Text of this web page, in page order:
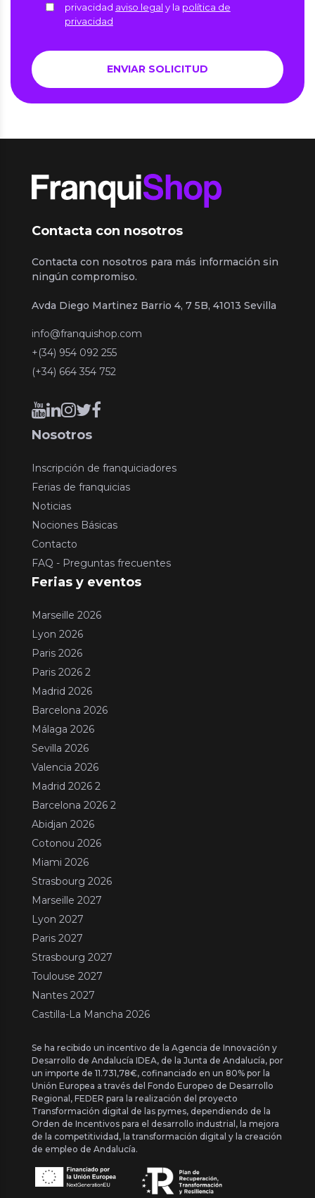
privacidad aviso legal y la política de
privacidad
Contacta con nosotros
Contacta con nosotros para más información sin
ningún compromiso.
Avda Diego Martinez Barrio 4, 7 5B, 41013 Sevilla
info@franquishop.com
+(34) 954 092 255
(+34) 664 354 752
Nosotros
Inscripción de franquiciadores
Ferias de franquicias
Noticias
Nociones Básicas
Contacto
FAQ - Preguntas frecuentes
Ferias y eventos
Marseille 2026
Lyon 2026
Paris 2026
Paris 2026 2
Madrid 2026
Barcelona 2026
Málaga 2026
Sevilla 2026
Valencia 2026
Madrid 2026 2
Barcelona 2026 2
Abidjan 2026
Cotonou 2026
Miami 2026
Strasbourg 2026
Marseille 2027
Lyon 2027
Paris 2027
Strasbourg 2027
Toulouse 2027
Nantes 2027
Castilla-La Mancha 2026
Se ha recibido un incentivo de la Agencia de Innovación y
Desarrollo de Andalucía IDEA, de la Junta de Andalucía, por
un importe de 11.731,78€, cofinanciado en un 80% por la
Unión Europea a través del Fondo Europeo de Desarrollo
Regional, FEDER para la realización del proyecto
Transformación digital de las pymes, dependiendo de la
Orden de Incentivos para el desarrollo industrial, la mejora
de la competitividad, la transformación digital y la creación
de empleo de Andalucía.